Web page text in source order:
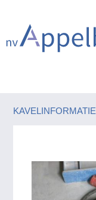
KAVELINFORMATIE